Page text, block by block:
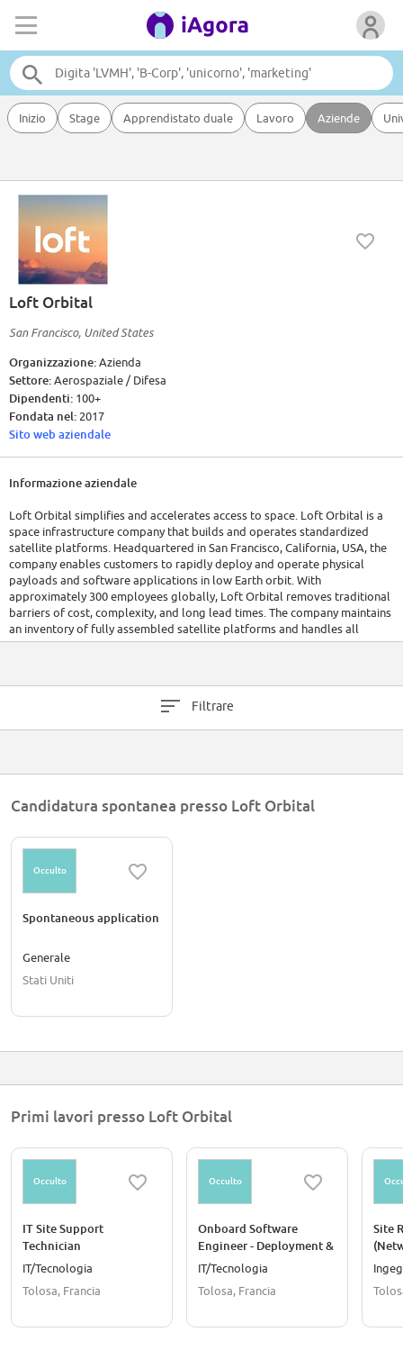
Inizio Stage Apprendistato duale Lavoro Aziende
Loft Orbital
San Francisco, United States
Organizzazione:Azienda
Settore:Aerospaziale / Difesa
Dipendenti: 100+
Fondata nel: 2017
Sito web aziendale
Informazione aziendale
Loft Orbital simplifies and accelerates access to space. Loft Orbital is a
space infrastructure company that builds and operates standardized
satellite platforms. Headquartered in San Francisco, California, USA, the
company enables customers to rapidly deploy and operate physical
payloads and software applications in low Earth orbit. With
approximately 300 employees globally, Loft Orbital removes traditional
barriers of cost, complexity, and long lead times. The company maintains
an inventory of fully assembled satellite platforms and handles all
aspects of deployment and operation, making space accessible and
Filtrare
Candidatura spontanea presso Loft Orbital
Occulto
Spontaneous application
Generale
Stati Uniti
Primi lavori presso Loft Orbital
Occulto
IT Site Support
Technician
IT/Tecnologia
Tolosa, Francia
Occulto
Onboard Software
Engineer - Deployment &
Runtime Environments
IT/Tecnologia
Tolosa, Francia
Site